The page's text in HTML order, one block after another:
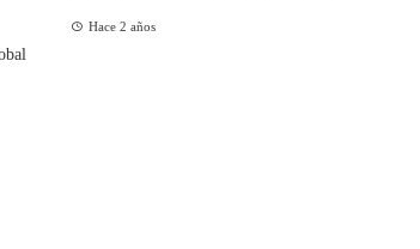
Hace 2 años